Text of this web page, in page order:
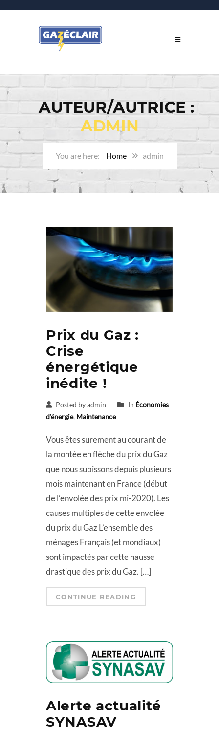
AUTEUR/AUTRICE :
ADMIN
Home admin
Prix du Gaz :
Crise
énergétique
inédite !
Posted by admin In Économies
d'énergie, Maintenance
Vous êtes surement au courant de
la montée en flèche du prix du Gaz
que nous subissons depuis plusieurs
mois maintenant en France (début
de l’envolée des prix mi-2020). Les
causes multiples de cette envolée
du prix du Gaz L’ensemble des
ménages Français (et mondiaux)
sont impactés par cette hausse
drastique des prix du Gaz. […]
CONTINUE READING
Alerte actualité
SYNASAV